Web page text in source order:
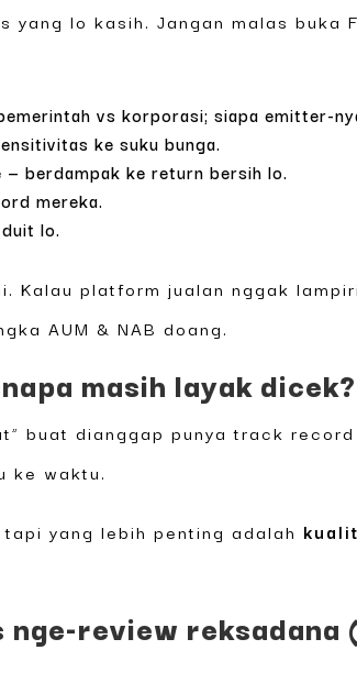
lo kasih. Jangan malas buka
vs korporasi; siapa emitter-
ke suku bunga.
berdampak ke return bersih lo.
mereka.
lo.
Kalau platform jualan nggak
AUM & NAB doang.
masih layak
buat dianggap punya track
ke waktu.
yang lebih penting adalah
nge-review reksadana